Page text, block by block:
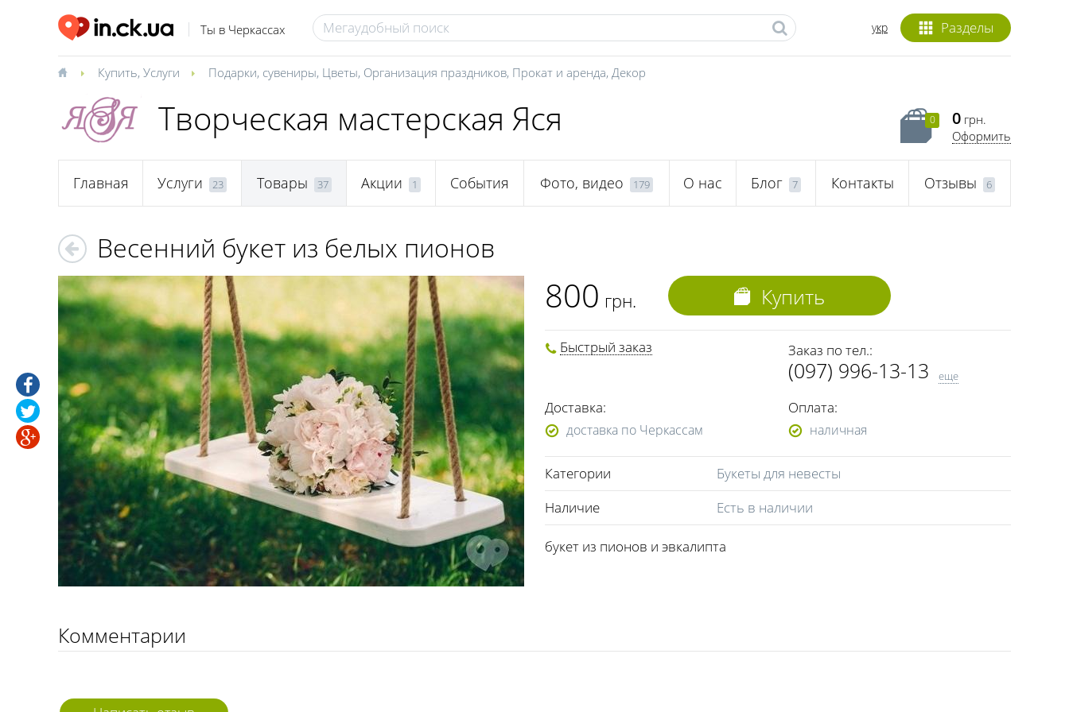
Ты в Черкассах Разделы
укр
Купить, Услуги Подарки, сувениры, Цветы, Организация праздников, Прокат и аренда, Декор
Творческая мастерская Яся 0 0 грн.
Оформить
Главная Услуги 23 Товары 37 Акции 1 События Фото, видео 179 О нас Блог 7 Контакты Отзывы 6
Весенний букет из белых пионов
800 грн. Купить
Быстрый заказ Заказ по тел.:
(097) 996-13-13
еще
Доставка:
доставка по Черкассам
Оплата:
наличная
Категории
Букеты для невесты
Наличие
Есть в наличии
букет из пионов и эвкалипта
Комментарии